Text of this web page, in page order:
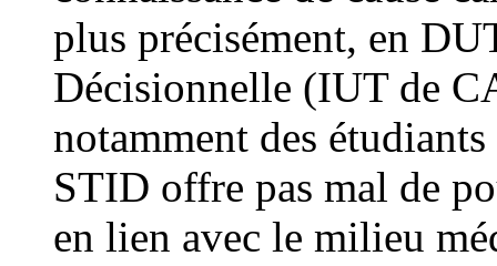
plus précisément, en
Décisionnelle (IUT de
notamment des
STID offre pas mal de
en lien avec le milieu